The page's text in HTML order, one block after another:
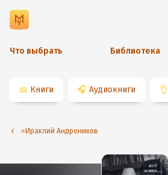
Что выбрать Библиотека
📖 Книги 🎧 Аудиокниги 👌
⭐️Ираклий Андроников